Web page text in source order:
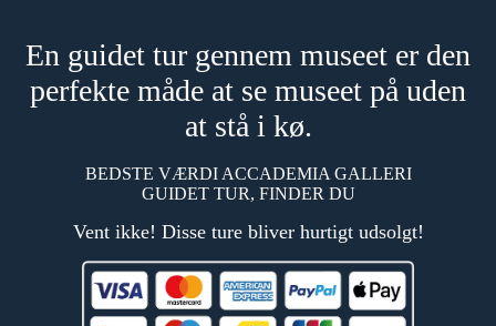
En guidet tur gennem museet er den
perfekte måde at se museet på uden
at stå i kø.
BEDSTE VÆRDI ACCADEMIA GALLERI
GUIDET TUR, FINDER DU
Vent ikke! Disse ture bliver hurtigt udsolgt!